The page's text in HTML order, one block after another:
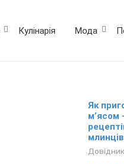
Кулінарія Мода
Як
м’ясом
млинців
Довідник